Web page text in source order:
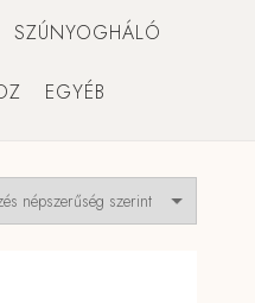
SZÚNYOGHÁLÓ
EGYÉB